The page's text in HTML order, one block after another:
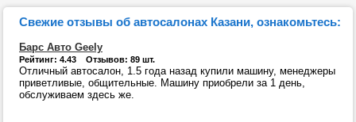
Свежие отзывы об автосалонах Казани, ознакомьтесь:
Барс Авто Geely
Рейтинг: 4.43 Отзывов: 89 шт.
Отличный автосалон, 1.5 года назад купили машину, менеджеры
приветливые, общительные. Машину приобрели за 1 день,
обслуживаем здесь же.